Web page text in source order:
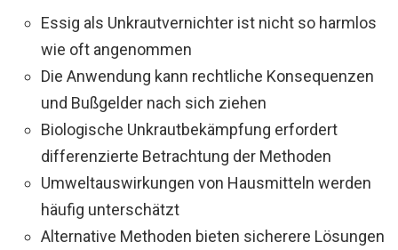
Essig als Unkrautvernichter ist nicht so harmlos
wie oft angenommen
Die Anwendung kann rechtliche Konsequenzen
und Bußgelder nach sich ziehen
Biologische Unkrautbekämpfung erfordert
differenzierte Betrachtung der Methoden
Umweltauswirkungen von Hausmitteln werden
häufig unterschätzt
Alternative Methoden bieten sicherere Lösungen